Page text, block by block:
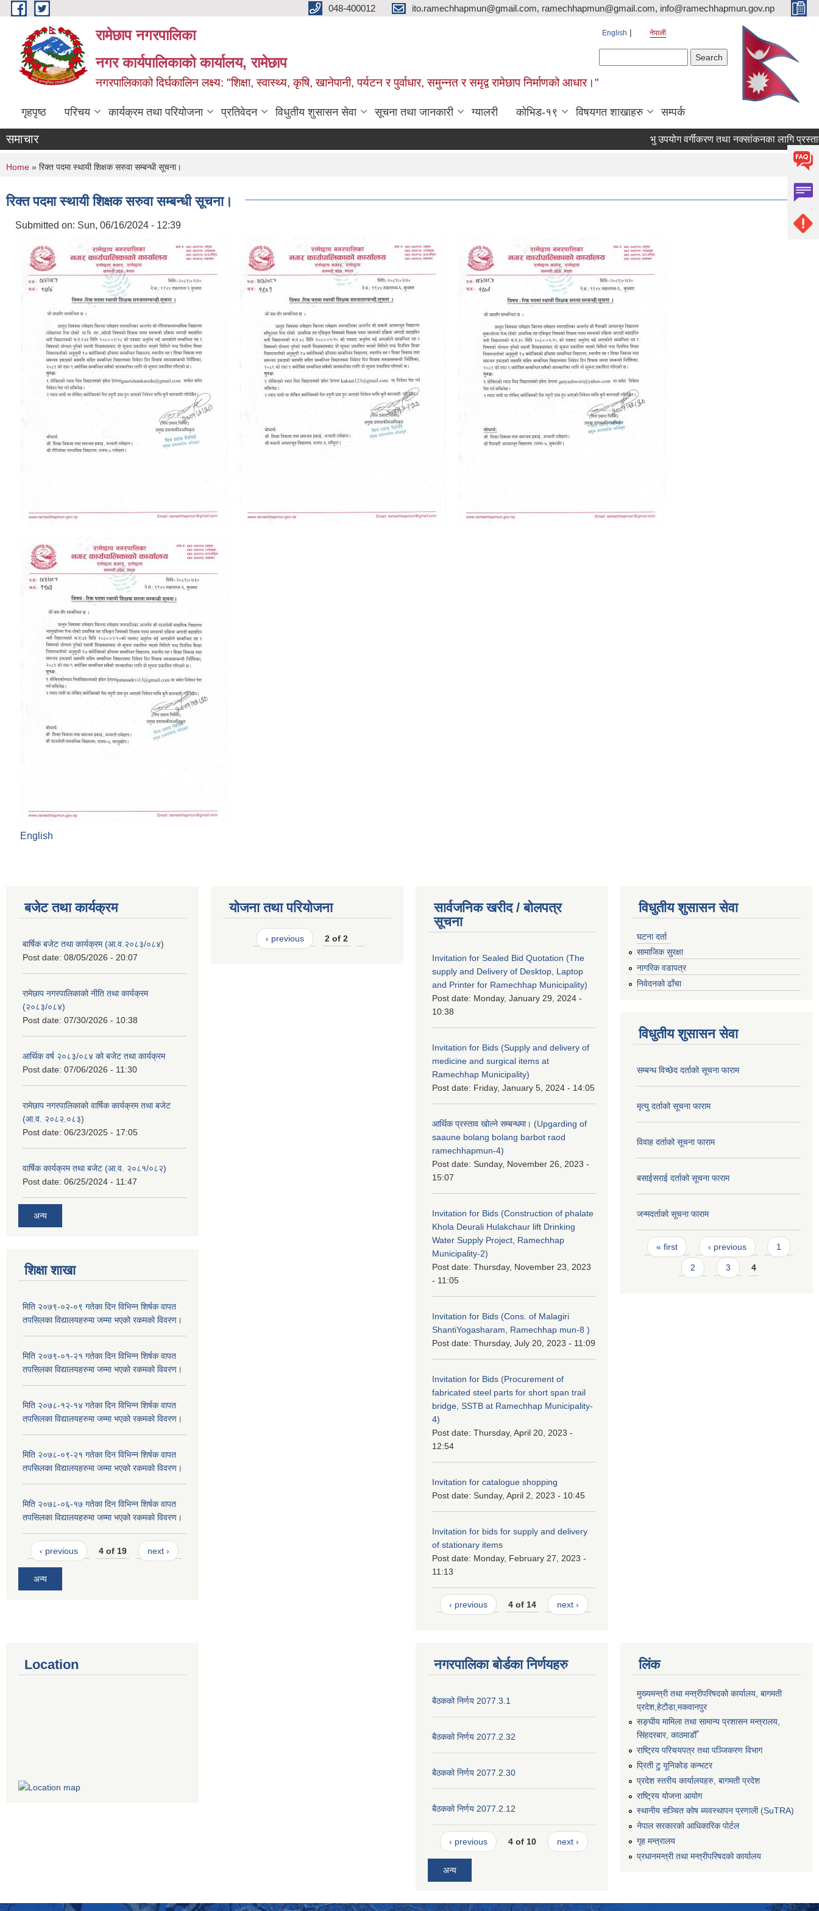
Skip to main content 048-400012 ito.ramechhapmun@gmail.com, ramechhapmun@gmail.com, info@ramechhapmun.gov.np
रामेछाप नगरपालिका
नगर कार्यपालिकाको कार्यालय, रामेछाप
नगरपालिकाको दिर्घकालिन लक्ष्य: "शिक्षा, स्वास्थ्य, कृषि, खानेपानी, पर्यटन र पुर्वाधार, समुन्नत र समृद्व रामेछाप निर्माणको आधार।"
English नेपाली
गृहपृष्ठ परिचय कार्यक्रम तथा परियोजना प्रतिवेदन विधुतीय शुसासन सेवा सूचना तथा जानकारी ग्यालरी कोभिड-१९ विषयगत शाखाहरु सम्पर्क
समाचार भु उपयोग वर्गीकरण तथा नक्सांकनका लागि प्रस्ताव पेश
You are here
Home » रिक्त पदमा स्थायी शिक्षक सरुवा सम्बन्धी सूचना।
रिक्त पदमा स्थायी शिक्षक सरुवा सम्बन्धी सूचना।
Submitted on: Sun, 06/16/2024 - 12:39
English
बजेट तथा कार्यक्रम
बार्षिक बजेट तथा कार्यक्रम (आ.व.२०८३/०८४)
Post date: 08/05/2026 - 20:07
रामेछाप नगरपालिकाको नीति तथा कार्यक्रम
(२०८३/०८४)
Post date: 07/30/2026 - 10:38
आर्थिक वर्ष २०८३/०८४ को बजेट तथा कार्यक्रम
Post date: 07/06/2026 - 11:30
रामेछाप नगरपालिकाको वार्षिक कार्यक्रम तथा बजेट
(आ.व. २०८२.०८३)
Post date: 06/23/2025 - 17:05
वार्षिक कार्यक्रम तथा बजेट (आ.व. २०८१/०८२)
Post date: 06/25/2024 - 11:47
अन्य
शिक्षा शाखा
मिति २०७९-०२-०९ गतेका दिन विभिन्न शिर्षक वापत
तपसिलका विद्यालयहरुमा जम्मा भएको रकमको विवरण।
मिति २०७९-०१-२१ गतेका दिन विभिन्न शिर्षक वापत
तपसिलका विद्यालयहरुमा जम्मा भएको रकमको विवरण।
मिति २०७८-१२-१४ गतेका दिन विभिन्न शिर्षक वापत
तपसिलका विद्यालयहरुमा जम्मा भएको रकमको विवरण।
मिति २०७८-०९-२१ गतेका दिन विभिन्न शिर्षक वापत
तपसिलका विद्यालयहरुमा जम्मा भएको रकमको विवरण।
मिति २०७८-०६-१७ गतेका दिन विभिन्न शिर्षक वापत
तपसिलका विद्यालयहरुमा जम्मा भएको रकमको विवरण।
‹ previous 4 of 19 next ›
अन्य
योजना तथा परियोजना
‹ previous 2 of 2
सार्वजनिक खरीद / बोलपत्र
सूचना
Invitation for Sealed Bid Quotation (The
supply and Delivery of Desktop, Laptop
and Printer for Ramechhap Municipality)
Post date: Monday, January 29, 2024 -
10:38
Invitation for Bids (Supply and delivery of
medicine and surgical items at
Ramechhap Municipality)
Post date: Friday, January 5, 2024 - 14:05
आर्थिक प्रस्ताव खोल्ने सम्बन्धमा। (Upgarding of
saaune bolang bolang barbot raod
ramechhapmun-4)
Post date: Sunday, November 26, 2023 -
15:07
Invitation for Bids (Construction of phalate
Khola Deurali Hulakchaur lift Drinking
Water Supply Project, Ramechhap
Municipality-2)
Post date: Thursday, November 23, 2023
- 11:05
Invitation for Bids (Cons. of Malagiri
ShantiYogasharam, Ramechhap mun-8 )
Post date: Thursday, July 20, 2023 - 11:09
Invitation for Bids (Procurement of
fabricated steel parts for short span trail
bridge, SSTB at Ramechhap Municipality-
4)
Post date: Thursday, April 20, 2023 -
12:54
Invitation for catalogue shopping
Post date: Sunday, April 2, 2023 - 10:45
Invitation for bids for supply and delivery
of stationary items
Post date: Monday, February 27, 2023 -
11:13
‹ previous 4 of 14 next ›
विधुतीय शुसासन सेवा
घटना दर्ता
सामाजिक सुरक्षा
नागरिक वडापत्र
निवेदनको ढाँचा
विधुतीय शुसासन सेवा
सम्बन्ध विच्छेद दर्ताको सूचना फाराम
मृत्यु दर्ताको सूचना फाराम
विवाह दर्ताको सूचना फाराम
बसाईसराई दर्ताको सूचना फाराम
जन्मदर्ताको सूचना फाराम
Pages
« first ‹ previous 1
2 3 4
Location नगरपालिका बोर्डका निर्णयहरु
बैठकको निर्णय 2077.3.1
बैठकको निर्णय 2077.2.32
बैठकको निर्णय 2077.2.30
बैठकको निर्णय 2077.2.12
‹ previous 4 of 10 next ›
अन्य
लिंक
मुख्यमन्त्री तथा मन्त्रीपरिषदको कार्यालय, बागमती
प्रदेश,हेटाैडा,मकवानपुर
सङ्‍घीय मामिला तथा सामान्य प्रशासन मन्त्रालय,
सिंहदरबार, काठमाडौँ
राष्ट्रिय परिचयपत्र तथा पञ्जिकरण विभाग
प्रिती टु यूनिकोड कन्भटर
प्रदेश स्तरीय कार्यालयहरु, बागमती प्रदेश
राष्ट्रिय योजना आयोग
स्थानीय सञ्चित कोष ब्यवस्थापन प्रणाली (SuTRA)
नेपाल सरकारको आधिकारिक पोर्टल
गृह मन्त्रालय
प्रधानमन्त्री तथा मन्त्रीपरिषदको कार्यालय